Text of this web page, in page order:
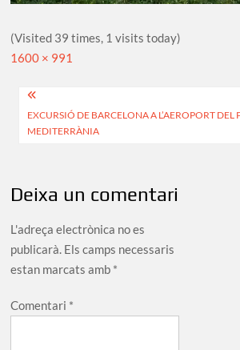
(Visited 39 times, 1 visits today)
Full
1600 × 991
Navegació
d'entrades
EXCURSIÓ DE BARCELONA A L’AEROPORT DEL
MEDITERRÀNIA
Deixa un comentari
L'adreça electrònica no es
publicarà. Els camps necessaris
estan marcats amb *
Comentari *